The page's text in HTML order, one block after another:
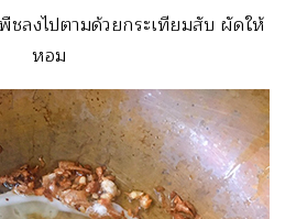
ลงไปตามด้วยกระเทียมสับ ผัดให้
หอม